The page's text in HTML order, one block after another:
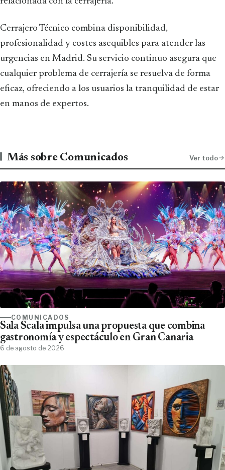
Cerrajero Técnico combina disponibilidad,
profesionalidad y costes asequibles para atender las
urgencias en Madrid. Su servicio continuo asegura que
cualquier problema de cerrajería se resuelva de forma
eficaz, ofreciendo a los usuarios la tranquilidad de estar
en manos de expertos.
Más sobre Comunicados Ver todo
COMUNICADOS
Sala Scala impulsa una propuesta que combina
gastronomía y espectáculo en Gran Canaria
6 de agosto de 2026